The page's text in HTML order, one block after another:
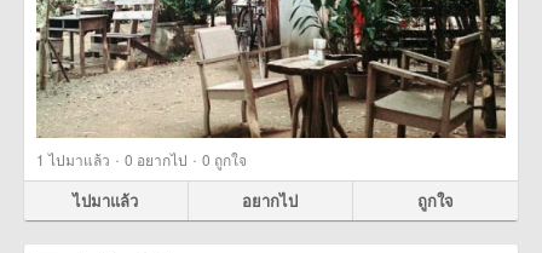
1 ไปมาแล้ว · 0 อยากไป · 0 ถูกใจ
ไปมาแล้ว อยากไป ถูกใจ